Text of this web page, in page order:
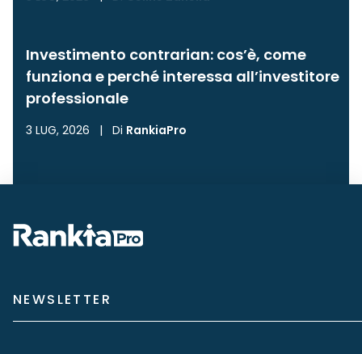
Investimento contrarian: cos’è, come
funziona e perché interessa all’investitore
professionale
3 LUG, 2026 | Di RankiaPro
NEWSLETTER